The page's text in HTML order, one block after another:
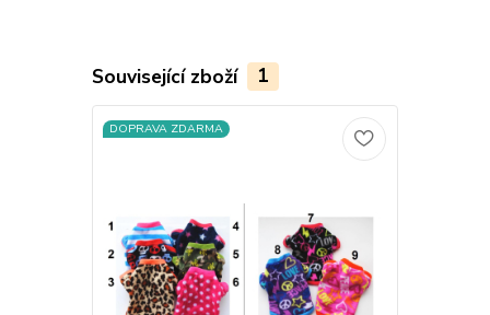
Související zboží 1
DOPRAVA ZDARMA